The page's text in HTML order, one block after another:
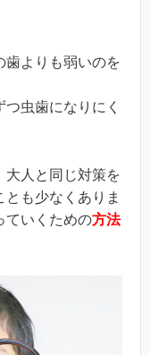
歯よりも弱いのを
虫歯になりにく
大人と同じ対策を
も少なくありま
ていくための方法